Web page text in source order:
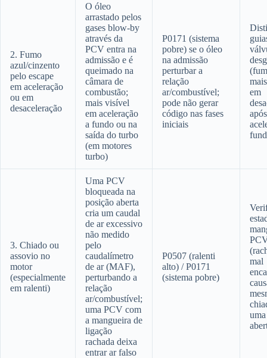
2. Fumo
azul/cinzento
pelo escape
em aceleração
ou em
desaceleração
O óleo
arrastado pelos
gases blow-by
através da
PCV entra na
admissão e é
queimado na
câmara de
combustão;
mais visível
em aceleração
a fundo ou na
saída do turbo
(em motores
turbo)
P0171 (sistema
pobre) se o óleo
na admissão
perturbar a
relação
ar/combustível;
pode não gerar
código nas fases
iniciais
em
após
3. Chiado ou
assovio no
motor
(especialmente
em ralenti)
Uma PCV
bloqueada na
posição aberta
cria um caudal
de ar excessivo
não medido
pelo
caudalímetro
de ar (MAF),
perturbando a
relação
ar/combustível;
uma PCV com
a mangueira de
ligação
rachada deixa
entrar ar falso
P0507 (ralenti
alto) / P0171
(sistema pobre)
mal